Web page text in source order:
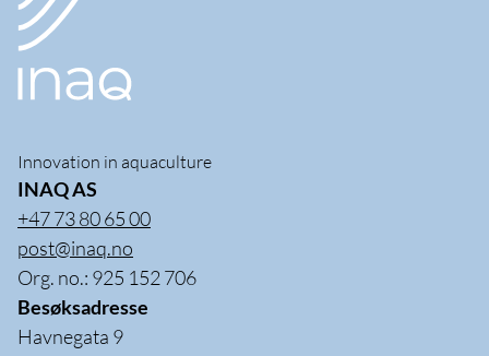
Innovation in aquaculture
INAQ AS
+47 73 80 65 00
post@inaq.no
Org. no.: 925 152 706
Besøksadresse
Havnegata 9